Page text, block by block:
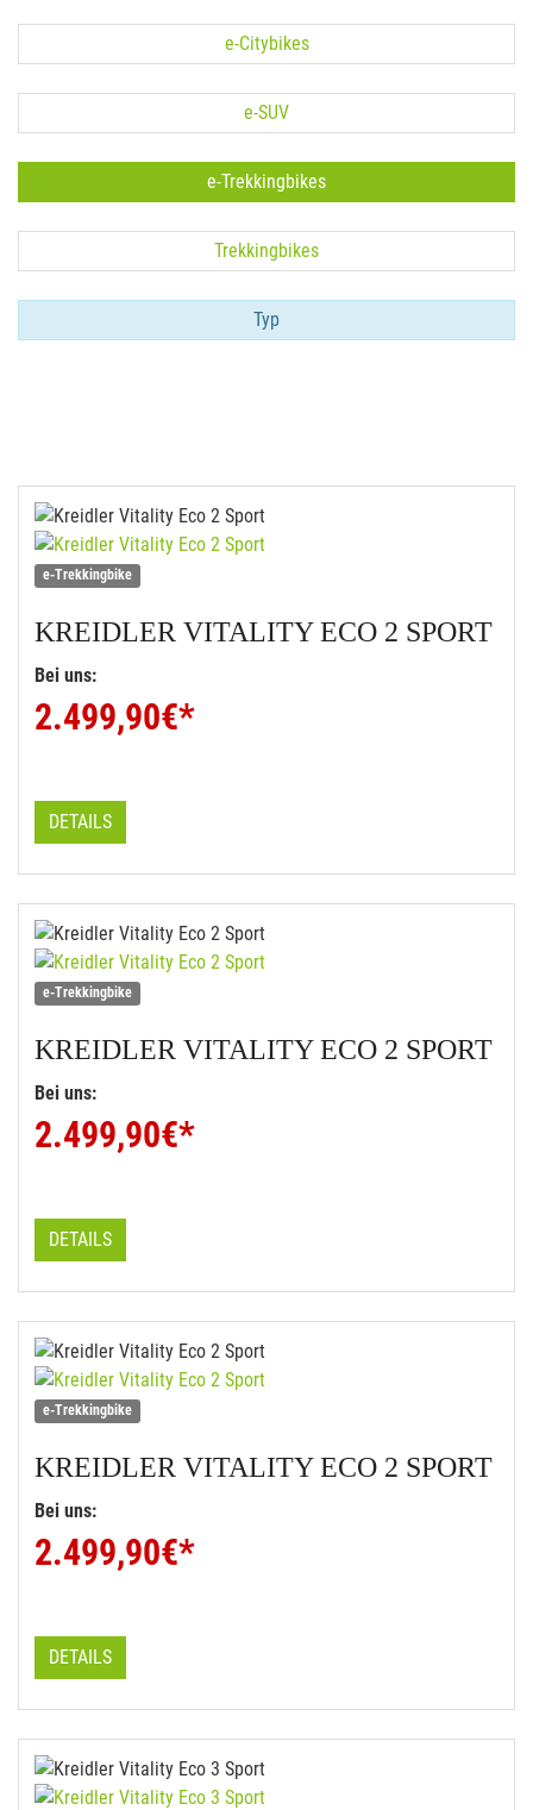
e-Citybikes
e-SUV
e-Trekkingbikes
Trekkingbikes
Typ
e-Trekkingbike
KREIDLER VITALITY ECO 2 SPORT
Bei uns:
2.499,90€*
DETAILS
e-Trekkingbike
KREIDLER VITALITY ECO 2 SPORT
Bei uns:
2.499,90€*
DETAILS
e-Trekkingbike
KREIDLER VITALITY ECO 2 SPORT
Bei uns:
2.499,90€*
DETAILS